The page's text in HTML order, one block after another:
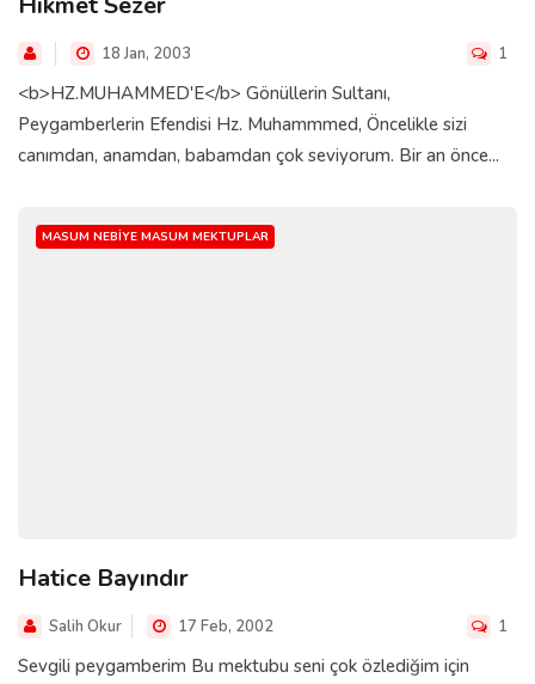
18 Jan, 2003 1
<b>HZ.MUHAMMED'E</b> Gönüllerin Sultanı,
Peygamberlerin Efendisi Hz. Muhammmed, Öncelikle sizi
canımdan, anamdan, babamdan çok seviyorum. Bir an önce...
MASUM NEBIYE MASUM MEKTUPLAR
Hatice Bayındır
Salih Okur 17 Feb, 2002 1
Sevgili peygamberim Bu mektubu seni çok özlediğim için